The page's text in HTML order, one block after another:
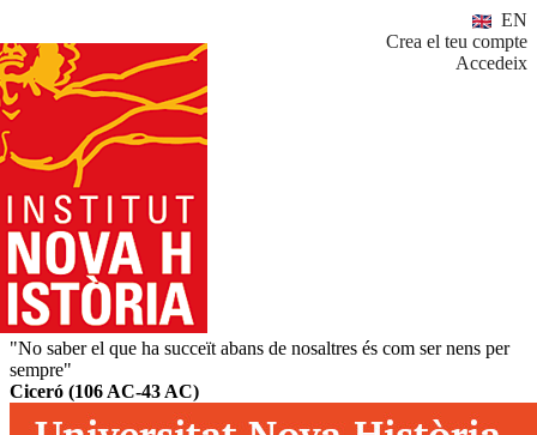
EN
Crea el teu compte
Accedeix
"No saber el que ha succeït abans de nosaltres és com ser nens per
sempre"
Ciceró (106 AC-43 AC)